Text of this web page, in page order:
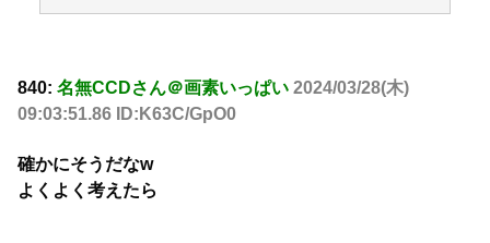
840: 名無CCDさん＠画素いっぱい 2024/03/28(木)
09:03:51.86 ID:K63C/GpO0
確かにそうだなw
よくよく考えたら